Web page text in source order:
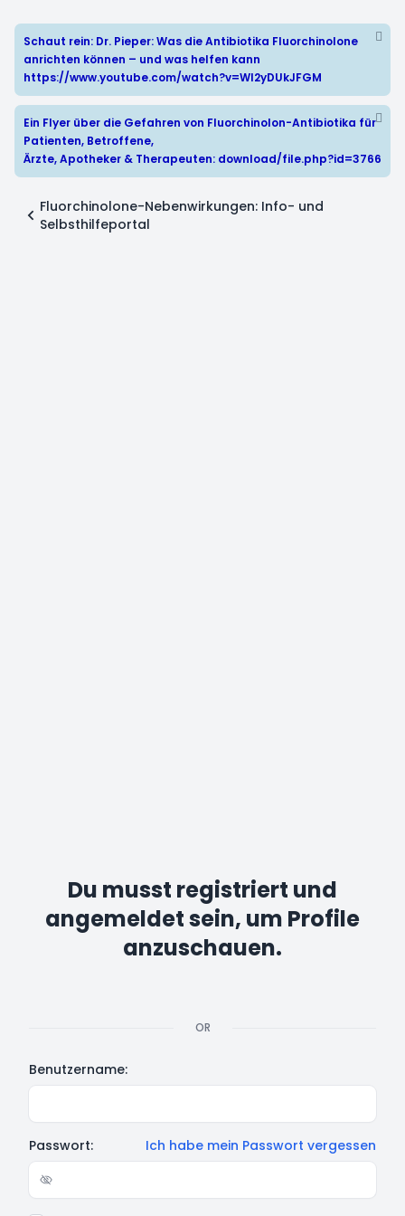
Schaut rein: Dr. Pieper: Was die Antibiotika Fluorchinolone
anrichten können – und was helfen kann
https://www.youtube.com/watch?v=WI2yDUkJFGM
Ein Flyer über die Gefahren von Fluorchinolon-Antibiotika für
Patienten, Betroffene,
Ärzte, Apotheker & Therapeuten: download/file.php?id=3766
Fluorchinolone-Nebenwirkungen: Info- und
Selbsthilfeportal
Du musst registriert und
angemeldet sein, um Profile
anzuschauen.
OR
Benutzername:
Passwort: Ich habe mein Passwort vergessen
Show/hide password